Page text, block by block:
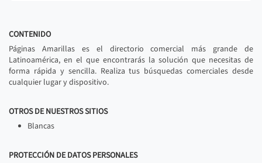
CONTENIDO
Páginas Amarillas es el directorio comercial más grande de
Latinoamérica, en el que encontrarás la solución que necesitas de
forma rápida y sencilla. Realiza tus búsquedas comerciales desde
cualquier lugar y dispositivo.
OTROS DE NUESTROS SITIOS
Blancas
PROTECCIÓN DE DATOS PERSONALES